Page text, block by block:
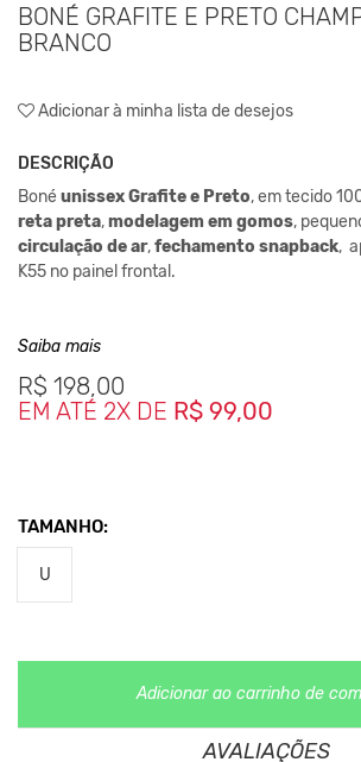
BONÉ GRAFITE E PRETO
BRANCO
Adicionar à minha lista de desejos
DESCRIÇÃO
Bonéunissex Grafite e Preto,em tecido
reta preta,modelagem em gomos,
circulação de ar,fechamento snapback,
K55 no painel frontal.
Nos Produtos da King55 não se utilizam
Saiba mais
R$ 198,00
EM ATÉ 2X DE R$ 99,00
TAMANHO:
U
Adicionar ao carrinho de
AVALIAÇÕES